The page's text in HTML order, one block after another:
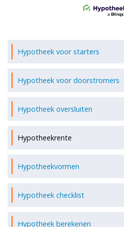
Hypotheek voor starters
Hypotheek voor doorstromers
Hypotheek oversluiten
Hypotheekrente
Hypotheekvormen
Hypotheek checklist
Hypotheek berekenen